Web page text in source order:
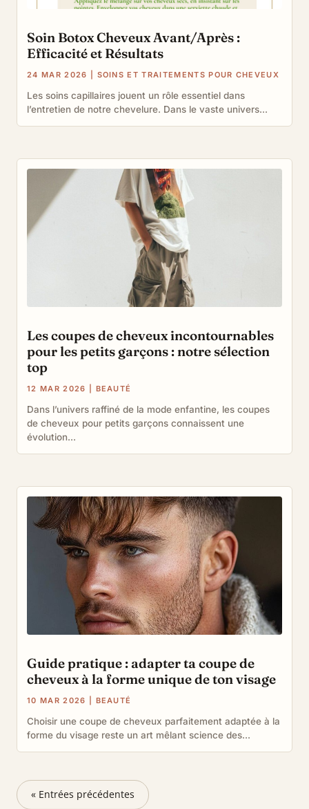
Soin Botox Cheveux Avant/Après :
Efficacité et Résultats
24 MAR 2026 SOINS ET TRAITEMENTS POUR CHEVEUX
Les soins capillaires jouent un rôle essentiel dans
l’entretien de notre chevelure. Dans le vaste univers...
Les coupes de cheveux incontournables
pour les petits garçons : notre sélection
top
12 MAR 2026 BEAUTÉ
Dans l’univers raffiné de la mode enfantine, les coupes
de cheveux pour petits garçons connaissent une
évolution...
Guide pratique : adapter ta coupe de
cheveux à la forme unique de ton visage
10 MAR 2026 BEAUTÉ
Choisir une coupe de cheveux parfaitement adaptée à la
forme du visage reste un art mêlant science des...
« Entrées précédentes